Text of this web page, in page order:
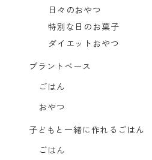
日々のおやつ
特別な日のお菓子
ダイエットおやつ
プラントベース
ごはん
おやつ
子どもと一緒に作れるごはん
ごはん